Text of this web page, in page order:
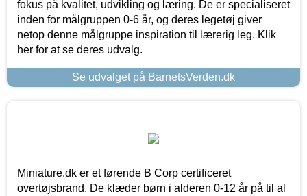
fokus på kvalitet, udvikling og læring. De er specialiseret
inden for målgruppen 0-6 år, og deres legetøj giver
netop denne målgruppe inspiration til lærerig leg. Klik
her for at se deres udvalg.
Se udvalget på BarnetsVerden.dk
Miniature.dk er et førende B Corp certificeret
overtøjsbrand. De klæder børn i alderen 0-12 år på til al